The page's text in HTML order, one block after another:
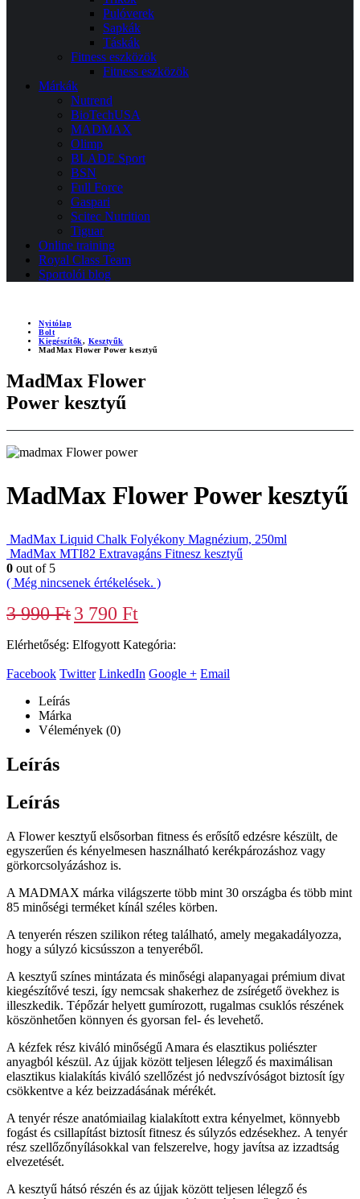
Pulóverek
Sapkák
Táskák
Fitness eszközök
Fitness eszközök
Márkák
Nutrend
BioTechUSA
MADMAX
Olimp
BLADE Sport
BSN
Full Force
Gaspari
Scitec Nutrition
Tiguar
Online training
Royal Class Team
Sportolói blog
Nyitólap
Bolt
Kiegészítők, Kesztyűk
MadMax Flower Power kesztyű
MadMax Flower
Power kesztyű
MadMax Flower Power kesztyű
MadMax Liquid Chalk Folyékony Magnézium, 250ml
MadMax MTI82 Extravagáns Fitnesz kesztyű
0 out of 5
( Még nincsenek értékelések. )
3 990Ft3 790 Ft
Elérhetőség: Elfogyott Kategória:
Facebook Twitter LinkedIn Google + Email
Leírás
Márka
Vélemények (0)
Leírás
Leírás
A Flower kesztyű elsősorban fitness és erősítő edzésre készült, de
egyszerűen és kényelmesen használható kerékpározáshoz vagy
görkorcsolyázáshoz is.
A MADMAX márka világszerte több mint 30 országba és több mint
85 minőségi terméket kínál széles körben.
A tenyerén részen szilikon réteg található, amely megakadályozza,
hogy a súlyzó kicsússzon a tenyeréből.
A kesztyű színes mintázata és minőségi alapanyagai prémium divat
kiegészítővé teszi, így nemcsak shakerhez de zsírégető övekhez is
illeszkedik. Tépőzár helyett gumírozott, rugalmas csuklós részének
köszönhetően könnyen és gyorsan fel- és levehető.
A kézfek rész kiváló minőségű Amara és elasztikus poliészter
anyagból készül. Az újjak között teljesen lélegző és maximálisan
elasztikus kialakítás kiváló szellőzést jó nedvszívóságot biztosít így
csökkentve a kéz beizzadásának mérékét.
A tenyér része anatómiailag kialakított extra kényelmet, könnyebb
fogást és csillapítást biztosít fitnesz és súlyzós edzésekhez. A tenyér
rész szellőzőnyílásokkal van felszerelve, hogy javítsa az izzadtság
elvezetését.
A kesztyű hátsó részén és az újjak között teljesen lélegző és